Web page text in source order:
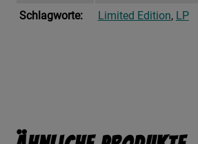
Schlagworte:
Limited Edition, LP